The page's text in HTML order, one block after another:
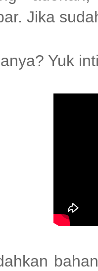
Jika
Yuk